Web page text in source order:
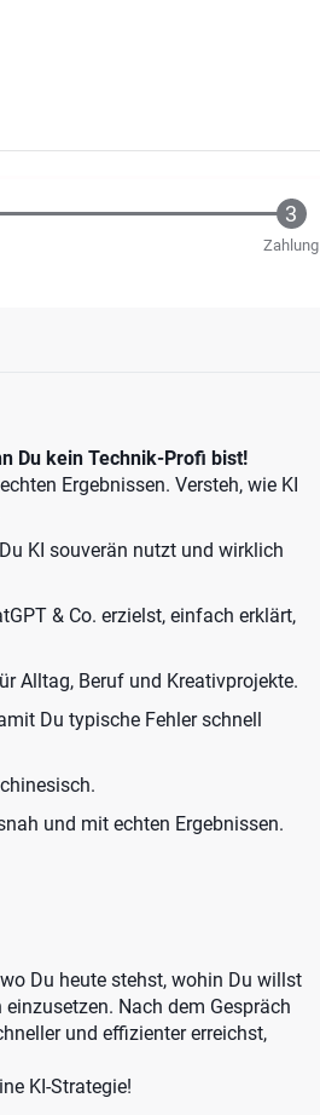
Zahlung
Du kein Technik-Profi bist!
Ergebnissen. Versteh, wie KI
KI souverän nutzt und wirklich
& Co. erzielst, einfach erklärt,
Alltag, Beruf und Kreativprojekte.
Du typische Fehler schnell
und mit echten Ergebnissen.
Du heute stehst, wohin Du willst
Nach dem Gespräch
und effizienter erreichst,
KI-Strategie!